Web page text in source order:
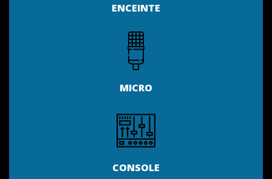
ENCEINTE
MICRO
CONSOLE